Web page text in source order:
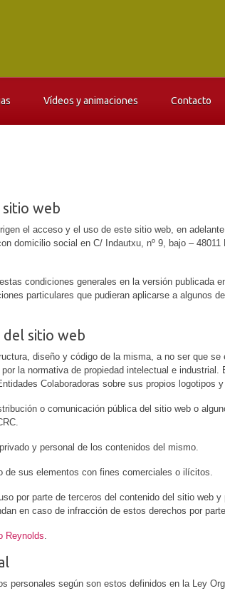
Vídeos y animaciones Contacto
sitio web
el acceso y el uso de este sitio web, en
domicilio social en C/ Indautxu, nº 9, bajo – 48011
condiciones generales en la versión publicada
particulares que pudieran aplicarse a algunos
sitio web
diseño y código de la misma, a no ser que se
la normativa de propiedad intelectual e industrial.
Colaboradoras sobre sus propios logotipos
o comunicación pública del sitio web o
y personal de los contenidos del mismo.
de sus elementos con fines comerciales o ilícitos.
por parte de terceros del contenido del sitio web y
en caso de infracción de estos derechos por
Reynolds.
personales según son estos definidos en la Ley